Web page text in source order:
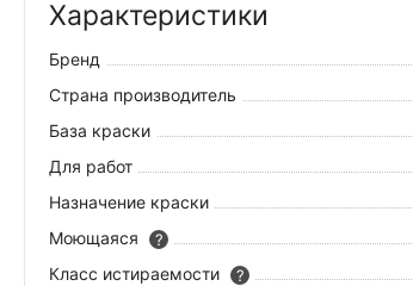
Характеристики
Бренд
Страна производитель
База краски
Для работ
Назначение краски
Моющаяся
?
Класс истираемости
?